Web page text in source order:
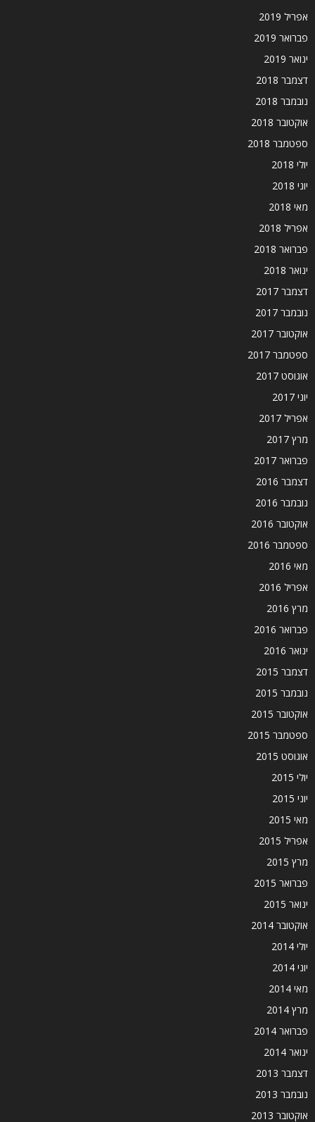
אפריל 2019
פברואר 2019
ינואר 2019
דצמבר 2018
נובמבר 2018
אוקטובר 2018
ספטמבר 2018
יולי 2018
יוני 2018
מאי 2018
אפריל 2018
פברואר 2018
ינואר 2018
דצמבר 2017
נובמבר 2017
אוקטובר 2017
ספטמבר 2017
אוגוסט 2017
יוני 2017
אפריל 2017
מרץ 2017
פברואר 2017
דצמבר 2016
נובמבר 2016
אוקטובר 2016
ספטמבר 2016
מאי 2016
אפריל 2016
מרץ 2016
פברואר 2016
ינואר 2016
דצמבר 2015
נובמבר 2015
אוקטובר 2015
ספטמבר 2015
אוגוסט 2015
יולי 2015
יוני 2015
מאי 2015
אפריל 2015
מרץ 2015
פברואר 2015
ינואר 2015
אוקטובר 2014
יולי 2014
יוני 2014
מאי 2014
מרץ 2014
פברואר 2014
ינואר 2014
דצמבר 2013
נובמבר 2013
אוקטובר 2013